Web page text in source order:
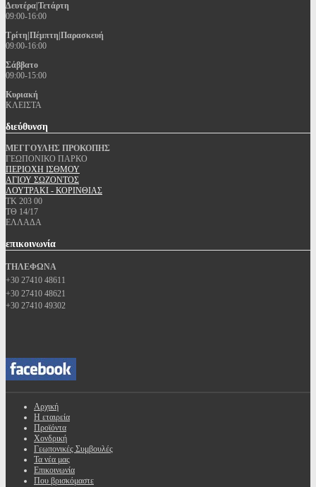
Δευτέρα|Τετάρτη
09:00-16:00
Τρίτη|Πέμπτη|Παρασκευή
09:00-16:00
Σάββατο
09:00-15:00
Κυριακή
ΚΛΕΙΣΤΑ
διεύθυνση
ΜΕΓΓΟΥΛΗΣ ΠΡΟΚΟΠΗΣ
ΓΕΩΠΟΝΙΚΟ ΠΑΡΚΟ
ΠΕΡΙΟΧΗ ΙΣΘΜΟΥ
ΑΓΙΟΥ ΣΩΖΟΝΤΟΣ
ΛΟΥΤΡΑΚΙ - ΚΟΡΙΝΘΙΑΣ
ΤΚ 203 00
ΤΘ 14/17
ΕΛΛΑΔΑ
επικοινωνία
ΤΗΛΕΦΩΝΑ
+30 27410 48611
+30 27410 48621
+30 27410 49302
Αρχική
Η εταιρεία
Προϊόντα
Χονδρική
Γεωπονικές Συμβουλές
Τα νέα μας
Επικοινωνία
Που βρισκόμαστε